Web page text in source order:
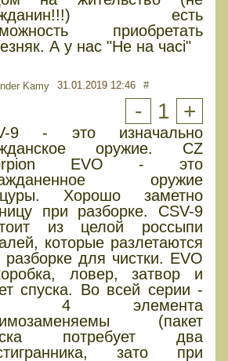
есть
приобретать
А у нас "Не на часі"
Kamy 31.01.2019 12:46 #
- 1 +
9 - это изначально
оружие. CZ
EVO - это
оружие
Хорошо заметно
при разборке. CSV-9
из целой россыпи
которые разлетаются
разборке для чистки. EVO
ловер, затвор и
спуска. Во всей серии -
4 элемента
(пакет
потребует два
зато при